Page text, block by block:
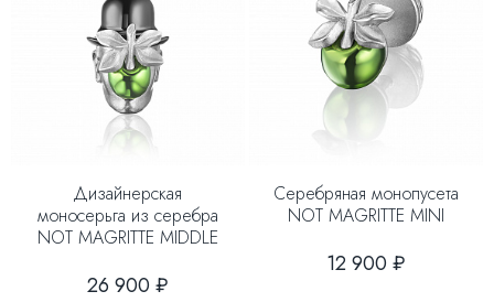
Дизайнерская
моносерьга из серебра
NOT MAGRITTE MIDDLE
26 900 ₽
Серебряная монопусета
NOT MAGRITTE MINI
12 900 ₽